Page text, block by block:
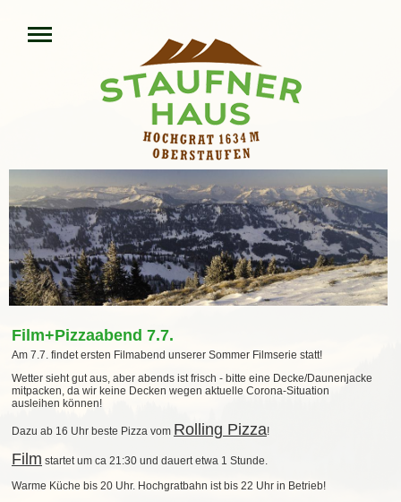
Film+Pizzaabend 7.7.
Am 7.7. findet ersten Filmabend unserer Sommer Filmserie statt!
Wetter sieht gut aus, aber abends ist frisch - bitte eine Decke/Daunenjacke
mitpacken, da wir keine Decken wegen aktuelle Corona-Situation
ausleihen können!
Dazu ab 16 Uhr beste Pizza vom Rolling Pizza!
Film startet um ca 21:30 und dauert etwa 1 Stunde.
Warme Küche bis 20 Uhr. Hochgratbahn ist bis 22 Uhr in Betrieb!